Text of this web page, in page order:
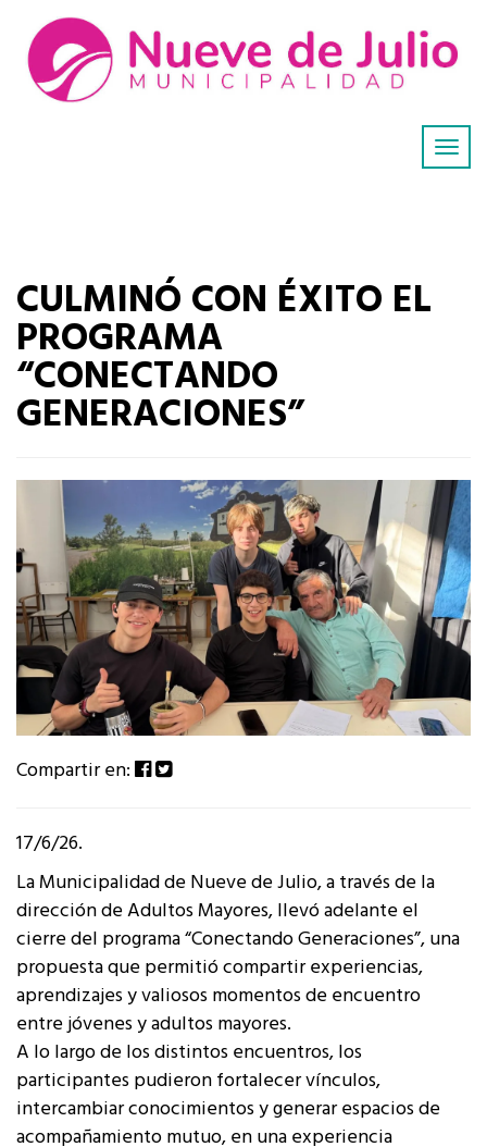
CULMINÓ CON ÉXITO EL
PROGRAMA
“CONECTANDO
GENERACIONES”
Compartir en:
17/6/26.
La Municipalidad de Nueve de Julio, a través de la
dirección de Adultos Mayores, llevó adelante el
cierre del programa “Conectando Generaciones”, una
propuesta que permitió compartir experiencias,
aprendizajes y valiosos momentos de encuentro
entre jóvenes y adultos mayores.
A lo largo de los distintos encuentros, los
participantes pudieron fortalecer vínculos,
intercambiar conocimientos y generar espacios de
acompañamiento mutuo, en una experiencia